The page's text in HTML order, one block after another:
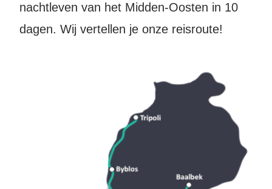
nachtleven van het Midden-Oosten in 10
dagen. Wij vertellen je onze reisroute!